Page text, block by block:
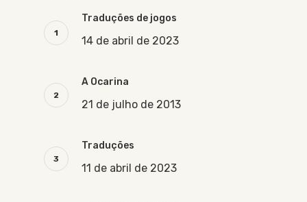
Traduções de jogos
14 de abril de 2023
A Ocarina
21 de julho de 2013
Traduções
11 de abril de 2023